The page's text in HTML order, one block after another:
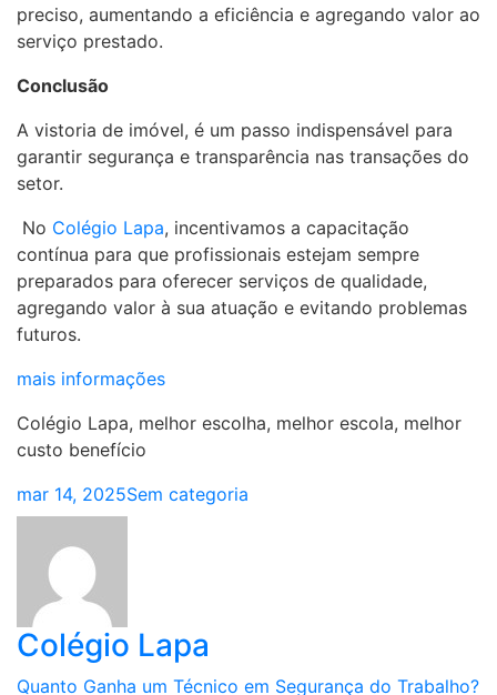
preciso, aumentando a eficiência e agregando valor ao
serviço prestado.
Conclusão
A vistoria de imóvel, é um passo indispensável para
garantir segurança e transparência nas transações do
setor.
No Colégio Lapa, incentivamos a capacitação
contínua para que profissionais estejam sempre
preparados para oferecer serviços de qualidade,
agregando valor à sua atuação e evitando problemas
futuros.
mais informações
Colégio Lapa, melhor escolha, melhor escola, melhor
custo benefício
mar 14, 2025Sem categoria
Colégio Lapa
Quanto Ganha um Técnico em Segurança do Trabalho?